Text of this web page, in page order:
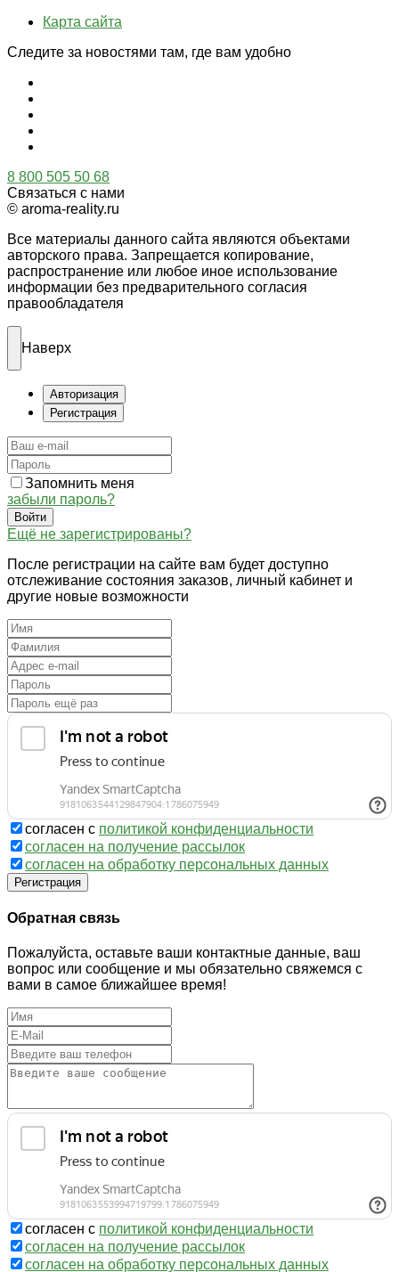
Карта сайта
Следите за новостями там, где вам удобно
8 800 505 50 68
Связаться с нами
© aroma-reality.ru
Все материалы данного сайта являются объектами
авторского права. Запрещается копирование,
распространение или любое иное использование
информации без предварительного согласия
правообладателя
Наверх
Авторизация
Регистрация
Запомнить меня
забыли пароль?
Войти
Ещё не зарегистрированы?
После регистрации на сайте вам будет доступно
отслеживание состояния заказов, личный кабинет и
другие новые возможности
согласен с политикой конфиденциальности
согласен на получение рассылок
согласен на обработку персональных данных
Регистрация
Обратная связь
Пожалуйста, оставьте ваши контактные данные, ваш
вопрос или сообщение и мы обязательно свяжемся с
вами в самое ближайшее время!
согласен с политикой конфиденциальности
согласен на получение рассылок
согласен на обработку персональных данных